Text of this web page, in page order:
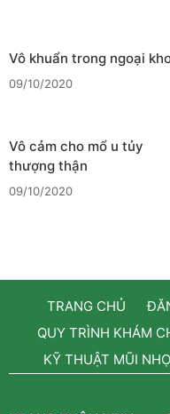
Vô khuẩn trong ngoại
09/10/2020
Vô cảm cho mổ u tủy
thượng thận
09/10/2020
TRANG CHỦ
QUY TRÌNH KHÁM
KỸ THUẬT MŨI